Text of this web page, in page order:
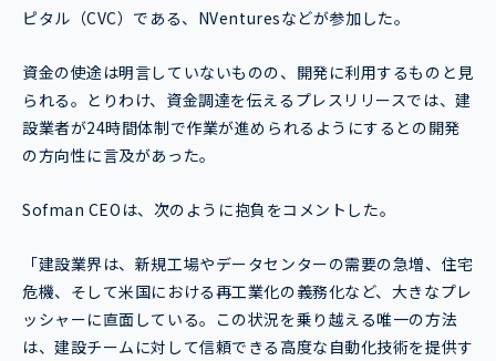
ピタル（CVC）である、NVenturesなどが参加した。
資金の使途は明言していないものの、開発に利用するものと見
られる。とりわけ、資金調達を伝えるプレスリリースでは、建
設業者が24時間体制で作業が進められるようにするとの開発
の方向性に言及があった。
Sofman CEOは、次のように抱負をコメントした。
「建設業界は、新規工場やデータセンターの需要の急増、住宅
危機、そして米国における再工業化の義務化など、大きなプレ
ッシャーに直面している。この状況を乗り越える唯一の方法
は、建設チームに対して信頼できる高度な自動化技術を提供す